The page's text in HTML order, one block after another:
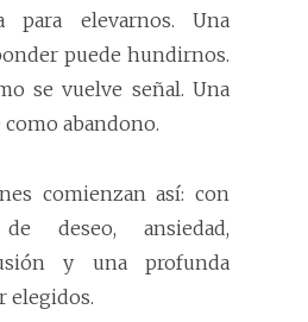
para elevarnos. Una
puede hundirnos.
se vuelve señal. Una
como abandono.
comienzan así: con
deseo, ansiedad,
y una profunda
elegidos.